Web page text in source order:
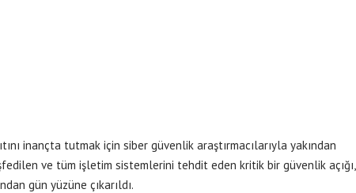
inançta tutmak için siber güvenlik araştırmacılarıyla yakından
ve tüm işletim sistemlerini tehdit eden kritik bir güvenlik açığı,
gün yüzüne çıkarıldı.